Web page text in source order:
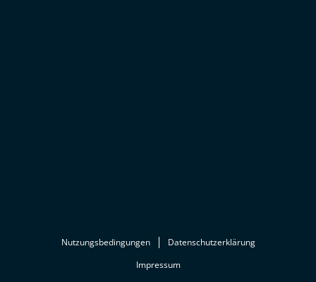
Nutzungsbedingungen
Datenschutzerklärung
Impressum